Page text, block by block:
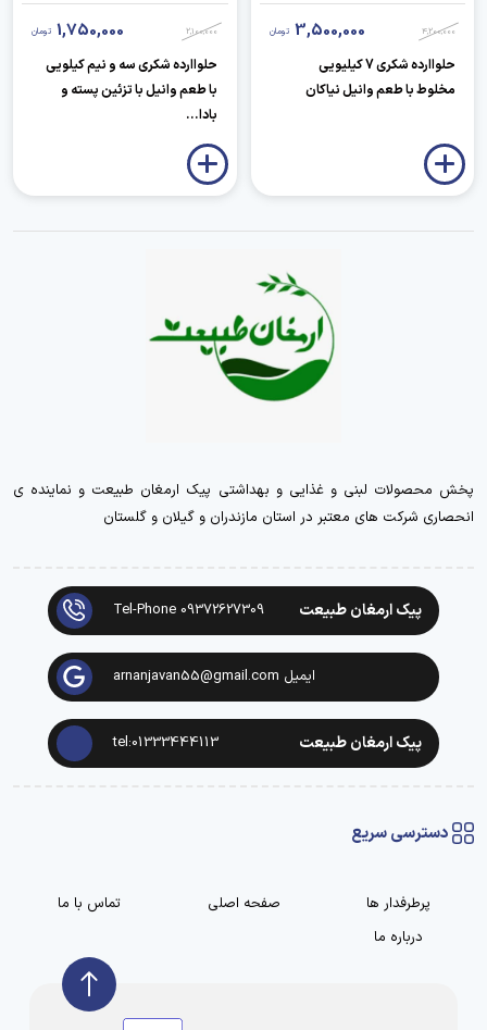
4,200,000
3,500,000 تومان
حلواارده شکری 7 کیلیویی
مخلوط با طعم وانیل نیاکان
2,100,000
1,750,000 تومان
حلواارده شکری سه و نیم کیلویی
با طعم وانیل با تزئین پسته و
بادا...
پخش محصولات لبنی و غذایی و بهداشتی پیک ارمغان طبیعت و نماینده ی
انحصاری شرکت های معتبر در استان مازندران و گیلان و گلستان
پیک ارمغان طبیعت Tel-Phone 09372627309
ایمیل arnanjavan55@gmail.com
پیک ارمغان طبیعت tel:01333444113
دسترسی سریع
پرطرفدار ها صفحه اصلی
تماس با ما
درباره ما